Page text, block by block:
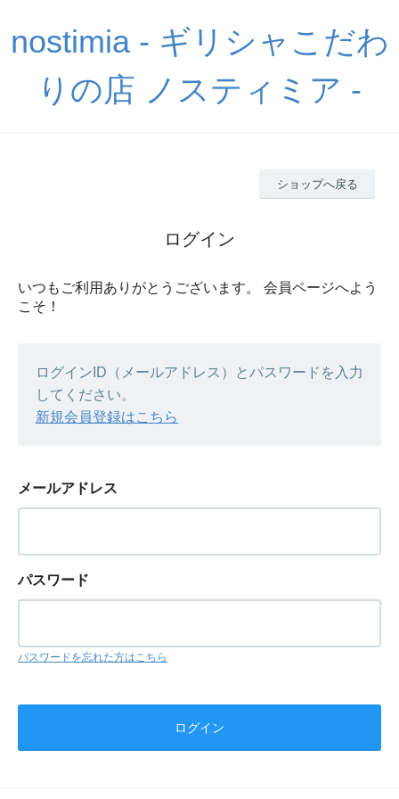
nostimia - ギリシャこだわ
りの店 ノスティミア -
ショップへ戻る
ログイン
いつもご利用ありがとうございます。 会員ページへよう
こそ！
ログインID（メールアドレス）とパスワードを入力
してください。
新規会員登録はこちら
メールアドレス
パスワード
パスワードを忘れた方はこちら